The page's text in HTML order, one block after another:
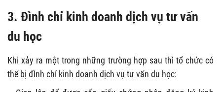
3. Đình chỉ kinh doanh dịch vụ tư vấn
du học
Khi xảy ra một trong những trường hợp sau thì tổ chức có
thể bị đình chỉ kinh doanh dịch vụ tư vấn du học: